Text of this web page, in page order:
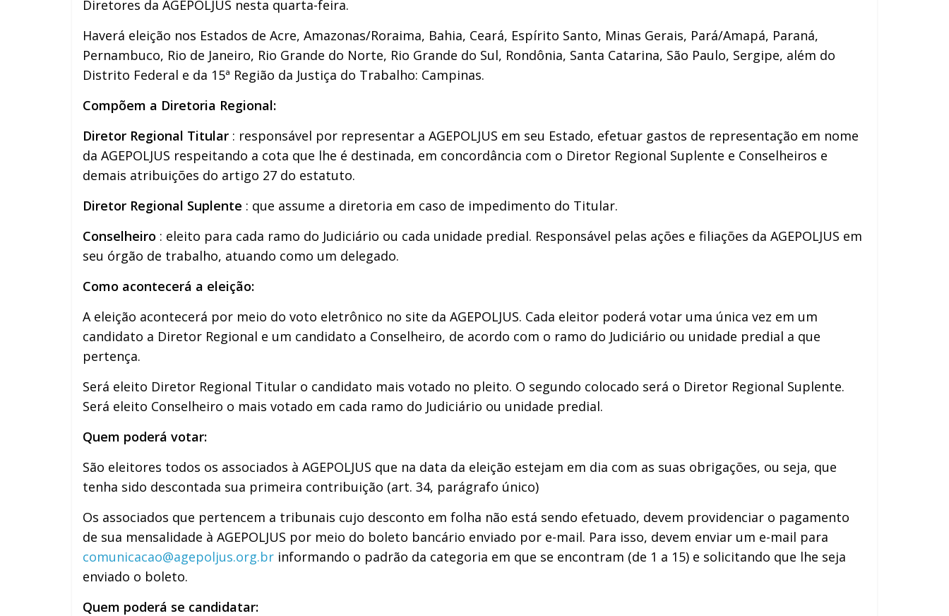
Diretores da AGEPOLJUS nesta quarta-feira.
Haverá eleição nos Estados de Acre, Amazonas/Roraima, Bahia, Ceará, Espírito Santo, Minas Gerais, Pará/Amapá, Paraná,
Pernambuco, Rio de Janeiro, Rio Grande do Norte, Rio Grande do Sul, Rondônia, Santa Catarina, São Paulo, Sergipe, além do
Distrito Federal e da 15ª Região da Justiça do Trabalho: Campinas.
Compõem a Diretoria Regional:
Diretor Regional Titular : responsável por representar a AGEPOLJUS em seu Estado, efetuar gastos de representação em nome
da AGEPOLJUS respeitando a cota que lhe é destinada, em concordância com o Diretor Regional Suplente e Conselheiros e
demais atribuições do artigo 27 do estatuto.
Diretor Regional Suplente : que assume a diretoria em caso de impedimento do Titular.
Conselheiro : eleito para cada ramo do Judiciário ou cada unidade predial. Responsável pelas ações e filiações da AGEPOLJUS em
seu órgão de trabalho, atuando como um delegado.
Como acontecerá a eleição:
A eleição acontecerá por meio do voto eletrônico no site da AGEPOLJUS. Cada eleitor poderá votar uma única vez em um
candidato a Diretor Regional e um candidato a Conselheiro, de acordo com o ramo do Judiciário ou unidade predial a que
pertença.
Será eleito Diretor Regional Titular o candidato mais votado no pleito. O segundo colocado será o Diretor Regional Suplente.
Será eleito Conselheiro o mais votado em cada ramo do Judiciário ou unidade predial.
Quem poderá votar:
São eleitores todos os associados à AGEPOLJUS que na data da eleição estejam em dia com as suas obrigações, ou seja, que
tenha sido descontada sua primeira contribuição (art. 34, parágrafo único)
Os associados que pertencem a tribunais cujo desconto em folha não está sendo efetuado, devem providenciar o pagamento
de sua mensalidade à AGEPOLJUS por meio do boleto bancário enviado por e-mail. Para isso, devem enviar um e-mail para
comunicacao@agepoljus.org.br informando o padrão da categoria em que se encontram (de 1 a 15) e solicitando que lhe seja
enviado o boleto.
Quem poderá se candidatar: